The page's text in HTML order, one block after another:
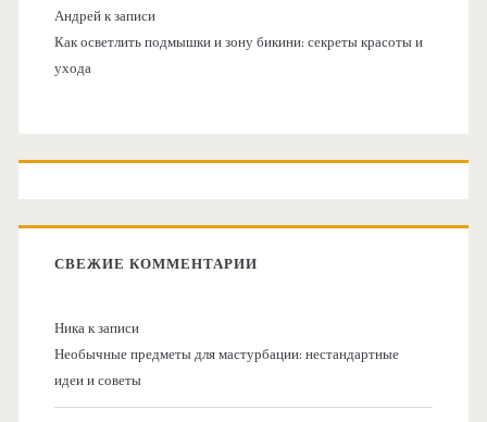
Андрейк записи
Как осветлить подмышки и зону бикини: секреты красоты и
ухода
СВЕЖИЕ КОММЕНТАРИИ
Никак записи
Необычные предметы для мастурбации: нестандартные
идеи и советы